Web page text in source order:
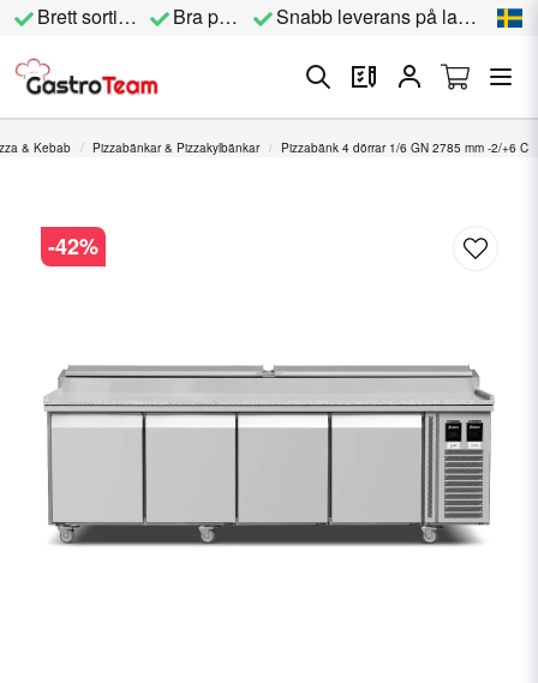
Brett sortiment Bra priser Snabb leverans på lagervara
& Kebab Pizzabänkar & Pizzakylbänkar Pizzabänk 4 dörrar 1/6 GN 2785 mm -2/+6 C
-42%